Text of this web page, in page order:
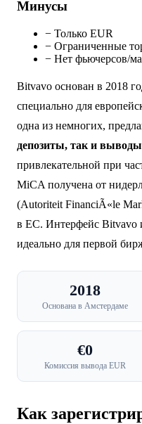
Минусы
− Только EUR
− Ограниченные
− Нет фьючерсов/
Bitvavo основан в 2018
специально для
одна из немногих,
депозиты, так и выводы
привлекательной при
MiCA получена от
(Autoriteit FinanciÃ«le
в ЕС. Интерфейс Bitvavo
идеально для первой
2018
Основана в Амстердаме
€0
Комиссия вывода EUR
Как